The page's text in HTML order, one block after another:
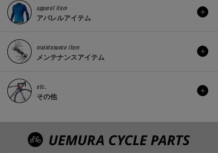
apparel item
アパレルアイテム
maintenance item
メンテナンスアイテム
etc..
その他